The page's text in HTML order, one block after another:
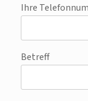
Ihre
Betreff